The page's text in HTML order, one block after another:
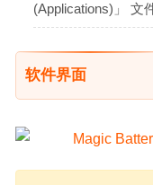
(Applications)」 文
软件界面